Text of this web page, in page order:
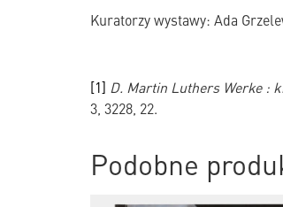
Kuratorzy wystawy: Ada
[1] D. Martin Luthers Werke :
3, 3228, 22.
Podobne